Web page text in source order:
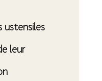
ustensiles
leur